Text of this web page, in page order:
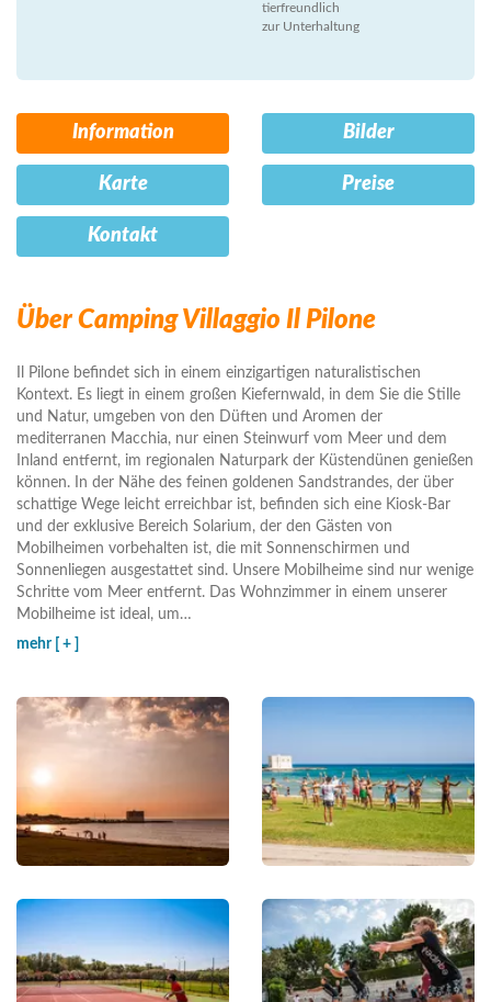
tierfreundlich
zur Unterhaltung
Information Bilder
Karte Preise
Kontakt
Über Camping Villaggio Il Pilone
Il Pilone befindet sich in einem einzigartigen naturalistischen
Kontext. Es liegt in einem großen Kiefernwald, in dem Sie die Stille
und Natur, umgeben von den Düften und Aromen der
mediterranen Macchia, nur einen Steinwurf vom Meer und dem
Inland entfernt, im regionalen Naturpark der Küstendünen genießen
können. In der Nähe des feinen goldenen Sandstrandes, der über
schattige Wege leicht erreichbar ist, befinden sich eine Kiosk-Bar
und der exklusive Bereich Solarium, der den Gästen von
Mobilheimen vorbehalten ist, die mit Sonnenschirmen und
Sonnenliegen ausgestattet sind. Unsere Mobilheime sind nur wenige
Schritte vom Meer entfernt. Das Wohnzimmer in einem unserer
Mobilheime ist ideal, um…
mehr [ + ]